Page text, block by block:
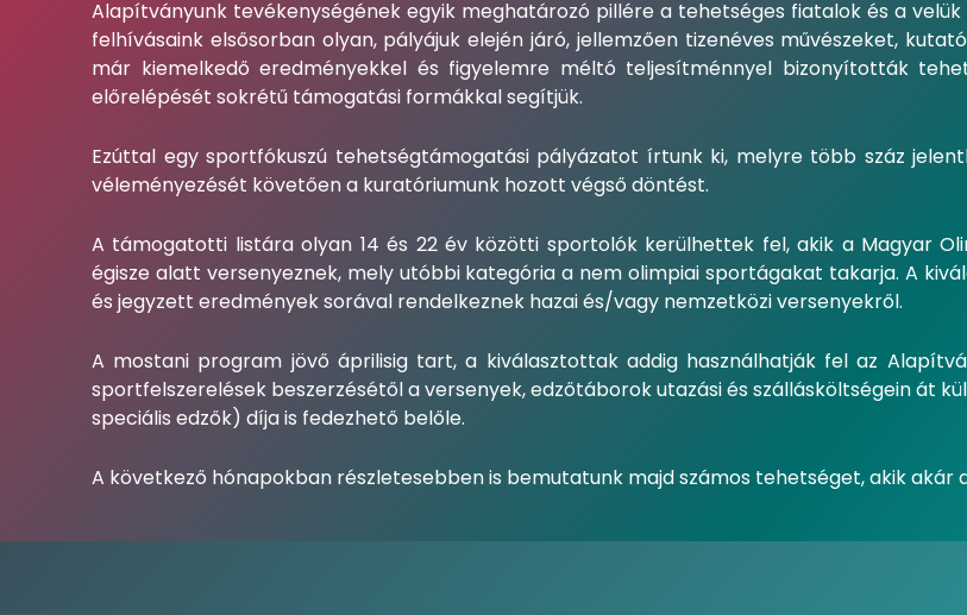
Alapítványunk tevékenységének egyik meghatározó pillére a tehetséges fiatalok és a
felhívásaink elsősorban olyan, pályájuk elején járó, jellemzően tizenéves művészeket,
már kiemelkedő eredményekkel és figyelemre méltó teljesítménnyel bizonyították
előrelépését sokrétű támogatási formákkal segítjük.
Ezúttal egy sportfókuszú tehetségtámogatási pályázatot írtunk ki, melyre több száz
véleményezését követően a kuratóriumunk hozott végső döntést.
A támogatotti listára olyan 14 és 22 év közötti sportolók kerülhettek fel, akik a Magyar
égisze alatt versenyeznek, mely utóbbi kategória a nem olimpiai sportágakat takarja. A
és jegyzett eredmények sorával rendelkeznek hazai és/vagy nemzetközi versenyekről.
A mostani program jövő áprilisig tart, a kiválasztottak addig használhatják fel az
sportfelszerelések beszerzésétől a versenyek, edzőtáborok utazási és szállásköltségein át
speciális edzők) díja is fedezhető belőle.
A következő hónapokban részletesebben is bemutatunk majd számos tehetséget, akik akár